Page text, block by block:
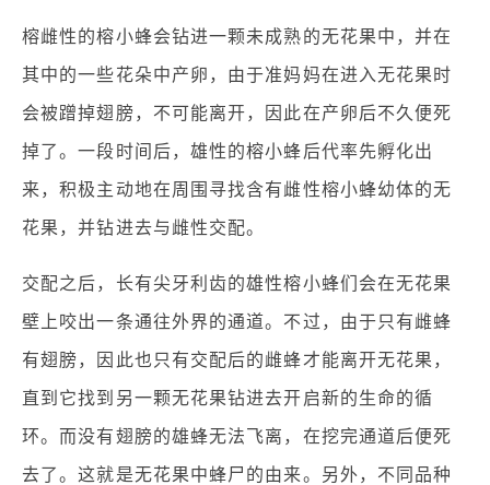
榕雌性的榕小蜂会钻进一颗未成熟的无花果中，并在
其中的一些花朵中产卵，由于准妈妈在进入无花果时
会被蹭掉翅膀，不可能离开，因此在产卵后不久便死
掉了。一段时间后，雄性的榕小蜂后代率先孵化出
来，积极主动地在周围寻找含有雌性榕小蜂幼体的无
花果，并钻进去与雌性交配。
交配之后，长有尖牙利齿的雄性榕小蜂们会在无花果
壁上咬出一条通往外界的通道。不过，由于只有雌蜂
有翅膀，因此也只有交配后的雌蜂才能离开无花果，
直到它找到另一颗无花果钻进去开启新的生命的循
环。而没有翅膀的雄蜂无法飞离，在挖完通道后便死
去了。这就是无花果中蜂尸的由来。另外，不同品种